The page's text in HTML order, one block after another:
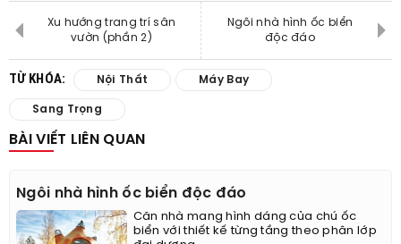
Xu hướng trang trí sân
vườn (phần 2)
Ngôi nhà hình ốc biển
độc đáo
TỪ KHÓA: Nội Thất Máy Bay
Sang Trọng
BÀI VIẾT LIÊN QUAN
Ngôi nhà hình ốc biển độc đáo
Căn nhà mang hình dáng của chú ốc
biển với thiết kế từng tầng theo phân lớp